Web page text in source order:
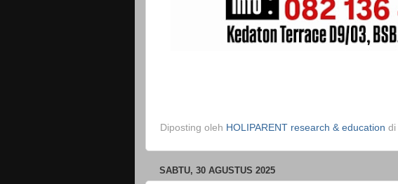
Diposting oleh HOLIPARENT research & education di
SABTU, 30 AGUSTUS 2025